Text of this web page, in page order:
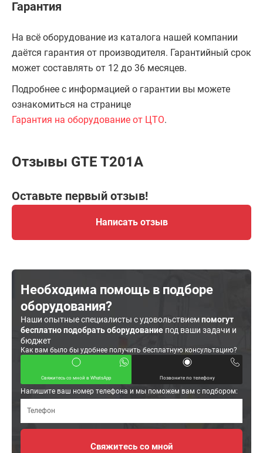
Гарантия
На всё оборудование из каталога нашей компании
даётся гарантия от производителя. Гарантийный срок
может составлять от 12 до 36 месяцев.
Подробнее с информацией о гарантии вы можете
ознакомиться на странице
Гарантия на оборудование от ЦТО.
Отзывы GTE T201A
Оставьте первый отзыв!
Написать отзыв
Необходима помощь в подборе
оборудования?
Наши опытные специалисты с удовольствиемпомогут
бесплатно подобрать оборудование под ваши задачи и
бюджет
Как вам было бы удобнее получить бесплатную консультацию?
Свяжитесь со мной в WhatsApp Позвоните по телефону
Напишите ваш номер телефона и мы поможем вам с подбором: